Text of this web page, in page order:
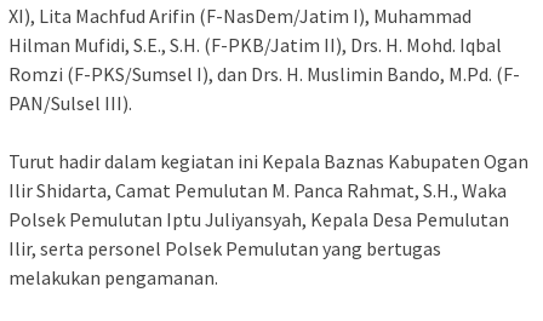
XI), Lita Machfud Arifin (F-NasDem/Jatim I), Muhammad
Hilman Mufidi, S.E., S.H. (F-PKB/Jatim II), Drs. H. Mohd. Iqbal
Romzi (F-PKS/Sumsel I), dan Drs. H. Muslimin Bando, M.Pd. (F-
PAN/Sulsel III).
Turut hadir dalam kegiatan ini Kepala Baznas Kabupaten Ogan
Ilir Shidarta, Camat Pemulutan M. Panca Rahmat, S.H., Waka
Polsek Pemulutan Iptu Juliyansyah, Kepala Desa Pemulutan
Ilir, serta personel Polsek Pemulutan yang bertugas
melakukan pengamanan.